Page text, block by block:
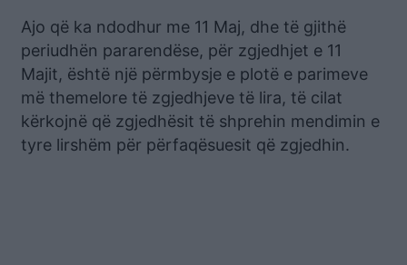
Ajo që ka ndodhur me 11 Maj, dhe të gjithë
periudhën pararendëse, për zgjedhjet e 11
Majit, është një përmbysje e plotë e parimeve
më themelore të zgjedhjeve të lira, të cilat
kërkojnë që zgjedhësit të shprehin mendimin e
tyre lirshëm për përfaqësuesit që zgjedhin.